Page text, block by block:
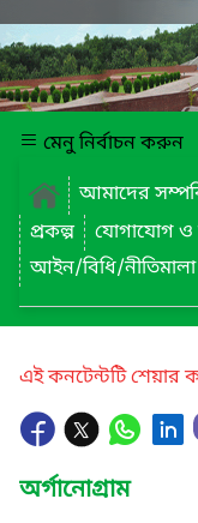
মেনু নির্বাচন করুন
আমাদের
প্রকল্প
যোগাযোগ ও
আইন/বিধি/নীতিমালা
এই কনটেন্টটি শেয়ার
অর্গানোগ্রাম